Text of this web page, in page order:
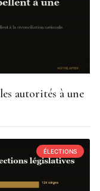
autorités à une
ÉLECTIONS